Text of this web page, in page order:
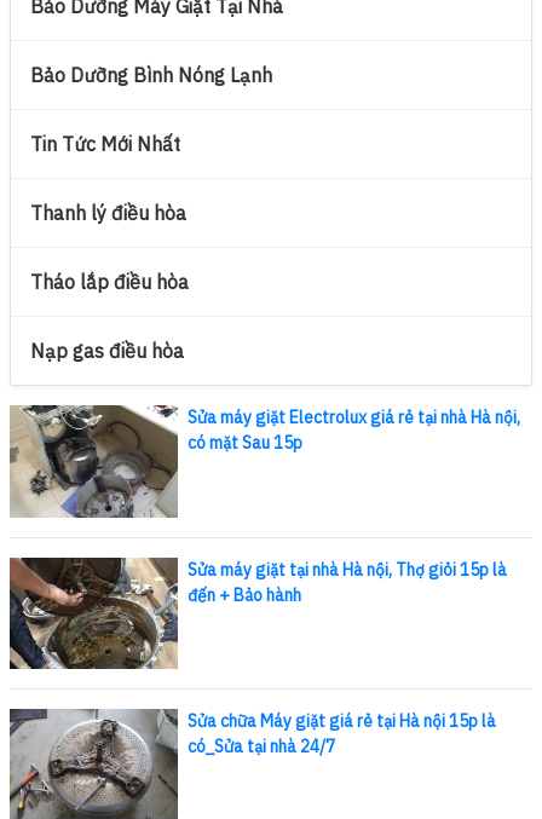
Bảo Dưỡng Máy Giặt Tại Nhà
Bảo Dưỡng Bình Nóng Lạnh
Tin Tức Mới Nhất
Thanh lý điều hòa
Tháo lắp điều hòa
Nạp gas điều hòa
Sửa máy giặt Electrolux giá rẻ tại nhà Hà nội,
có mặt Sau 15p
Sửa máy giặt tại nhà Hà nội, Thợ giỏi 15p là
đến + Bảo hành
Sửa chữa Máy giặt giá rẻ tại Hà nội 15p là
có_Sửa tại nhà 24/7